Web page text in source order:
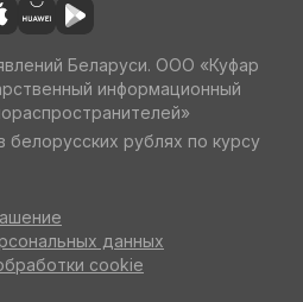
Беларуси. ООО «Куфар
информационный
белорусских рублях по курсу
данных
cookie